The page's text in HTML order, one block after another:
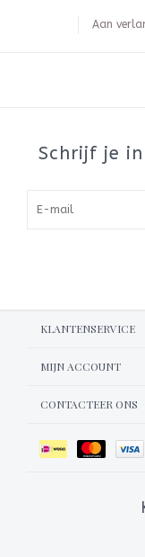
Aan
Schrijf je
KLANTENSERVICE
MIJN ACCOUNT
CONTACTEER ONS